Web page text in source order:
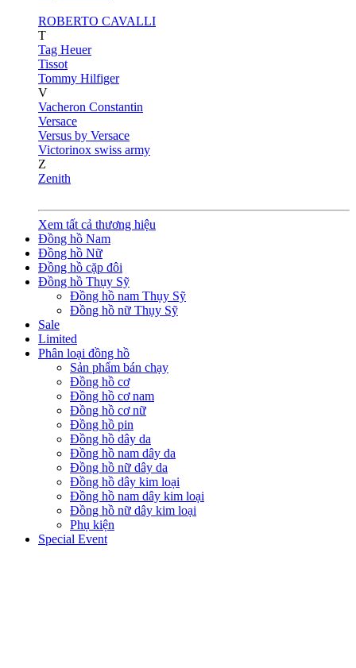
ROBERTO CAVALLI
T
Tag Heuer
Tissot
Tommy Hilfiger
V
Vacheron Constantin
Versace
Versus by Versace
Victorinox swiss army
Z
Zenith
Xem tất cả thương hiệu
Đồng hồ Nam
Đồng hồ Nữ
Đồng hồ cặp đôi
Đồng hồ Thụy Sỹ
Đồng hồ nam Thụy Sỹ
Đồng hồ nữ Thụy Sỹ
Sale
Limited
Phân loại đồng hồ
Sản phẩm bán chạy
Đồng hồ cơ
Đồng hồ cơ nam
Đồng hồ cơ nữ
Đồng hồ pin
Đồng hồ dây da
Đồng hồ nam dây da
Đồng hồ nữ dây da
Đồng hồ dây kim loại
Đồng hồ nam dây kim loại
Đồng hồ nữ dây kim loại
Phụ kiện
Special Event